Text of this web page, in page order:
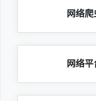
网络
网络